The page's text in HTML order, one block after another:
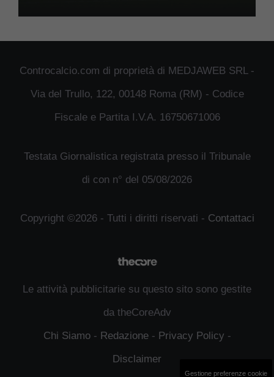
Controcalcio.com di proprietà di MEDJAWEB SRL -
Via del Trullo, 122, 00148 Roma (RM) - Codice
Fiscale e Partita I.V.A. 16750671006
Testata Giornalistica registrata presso il Tribunale
di con n° del 05/08/2026
Copyright ©2026 - Tutti i diritti riservati - Contattaci
Le attività pubblicitarie su questo sito sono gestite
da theCoreAdv
Chi Siamo- Redazione- Privacy Policy -
Disclaimer
Gestione preferenze cookie